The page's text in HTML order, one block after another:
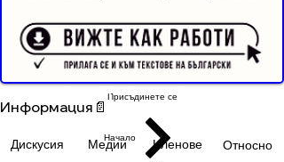
Дарители
Личен
8 Дарители
Присъдинете се
Дискусия Медии Членове Относно
Buyer Resistance System
Информация📄
Начало